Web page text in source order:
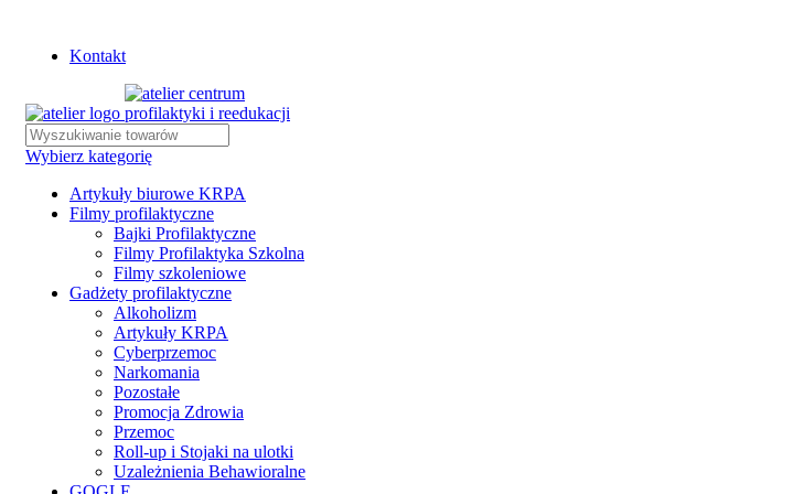
Kontakt
Wybierz kategorię
Artykuły biurowe KRPA
Filmy profilaktyczne
Bajki Profilaktyczne
Filmy Profilaktyka Szkolna
Filmy szkoleniowe
Gadżety profilaktyczne
Alkoholizm
Artykuły KRPA
Cyberprzemoc
Narkomania
Pozostałe
Promocja Zdrowia
Przemoc
Roll-up i Stojaki na ulotki
Uzależnienia Behawioralne